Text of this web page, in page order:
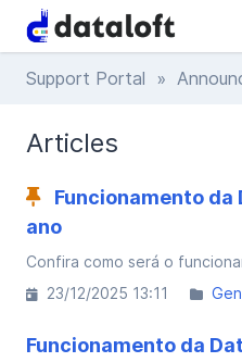
Support Portal »
Articles
Funcionamento
ano
23/12/2025 13:11
Funcionamento da